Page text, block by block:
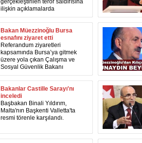
gerçekleştirilen terör saldırısına
ilişkin açıklamalarda
bulundu.Bozdağ, Twitter'dan
yaptığı açıklamada saldırıyı
şiddetle kınadı.
Bakan Müezzinoğlu Bursa
esnafını ziyaret etti
Referandum ziyaretleri
kapsamında Bursa’ya gitmek
üzere yola çıkan Çalışma ve
Sosyal Güvenlik Bakanı
Mehmet Müezzinoğlu, çat kapı
Bursa’nın İnegöl ilçesine
gelerek sokaklarında tek başına
gezerek esnafa hayırlı işler
diledi.
Bakanlar Castille Sarayı'nı
inceledi
Başbakan Binali Yıldırım,
Malta'nın Başkenti Valletta'ta
resmi törenle karşılandı.